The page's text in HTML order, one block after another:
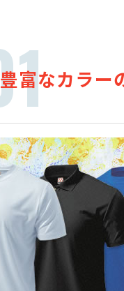
豊富なカラー